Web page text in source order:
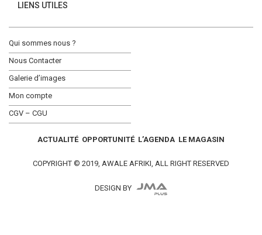
LIENS UTILES
Qui sommes nous ?
Nous Contacter
Galerie d’images
Mon compte
CGV – CGU
ACTUALITÉ OPPORTUNITÉ L’AGENDA LE MAGASIN
COPYRIGHT © 2019, AWALE AFRIKI, ALL RIGHT RESERVED
DESIGN BY